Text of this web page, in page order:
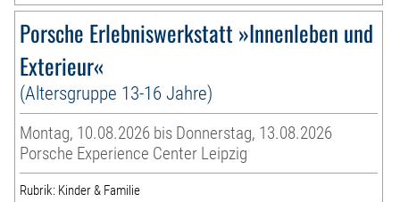
Porsche Erlebniswerkstatt »Innenleben und
Exterieur«
(Altersgruppe 13-16 Jahre)
Montag, 10.08.2026 bis Donnerstag, 13.08.2026
Porsche Experience Center Leipzig
Rubrik: Kinder & Familie